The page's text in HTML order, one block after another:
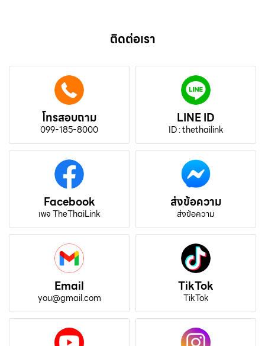
ติดต่อเรา
โทรสอบถาม
099-185-8000
LINE ID
ID : thethailink
Facebook
เพจ TheThaiLink
ส่งข้อความ
ส่งข้อความ
Email
you@gmail.com
TikTok
TikTok